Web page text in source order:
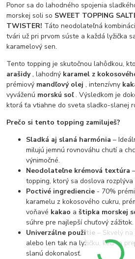
Ponor sa do lahodného spojenia
morskej soli so SWEET TOPPING
TWISTER! Táto neodolateľná
tvári už pri prvom súste a každá lyžička
karamelový sen.
Tento topping je skutočnou lahôdkou,
arašidy, lahodný karamel z
prémiový mandľový olej , intenzívny
vyváženú morskú soľ. ​​Výsledkom je
ktorá ťa vtiahne do sveta sladko-slanej
Prečo si tento topping zamiluješ?
Sladká aj slaná harmónia –
milujú jemnú rovnováhu chutí a
výnimočné.
Neodolateľne krémová textúra
topping, ktorý sa doslova rozplýva
Poctivé ingrediencie - 70%
karamelu z kokosového cukru,
voňavé kakao aštipka morskej
súhre pre najlepší chuťový zážitok.
Univerzálne použitie – Skvelý
alebo len tak na lyžičku, keď ťa
slanú dokonalosť.